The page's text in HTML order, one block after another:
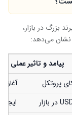
بزرگ در بازار،
نشان می‌دهد:
پیامد و تاثیر عملی بر
پروتکل
آغاز